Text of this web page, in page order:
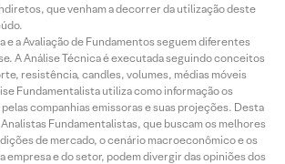
que venham a decorrer da utilização deste
e a Avaliação de Fundamentos seguem diferentes
A Análise Técnica é executada seguindo conceitos
resistência, candles, volumes, médias móveis
Fundamentalista utiliza como informação os
companhias emissoras e suas projeções. Desta
Fundamentalistas, que buscam os melhores
de mercado, o cenário macroeconômico e os
empresa e do setor, podem divergir das opiniões dos